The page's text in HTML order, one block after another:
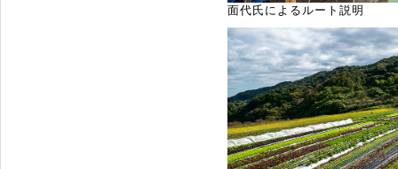
面代氏によるルート説明